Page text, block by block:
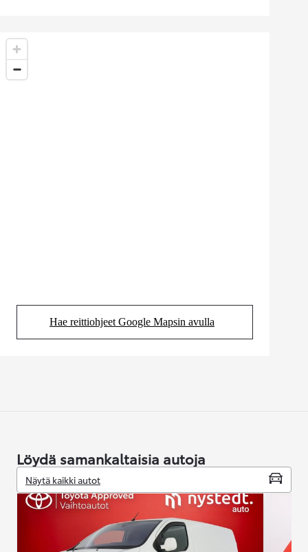
Hae reittiohjeet Google Mapsin avulla
(Aukeaa uudessa välilehdessä)
Löydä samankaltaisia autoja
Näytä kaikki autot